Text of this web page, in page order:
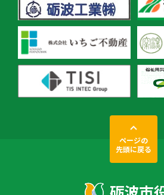
ページの
先頭に戻る